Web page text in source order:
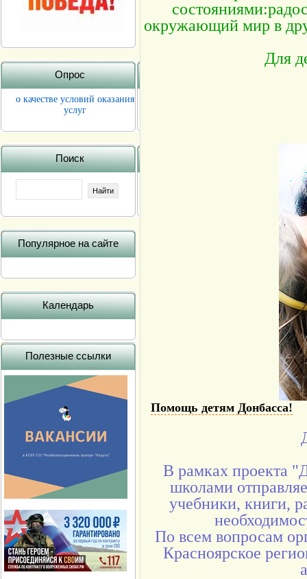
Опрос
о качестве условий оказания
услуг
Поиск
Популярное на сайте
Календарь
Полезные ссылки
окружающий мир в
Для
Помощь детям Донбасса!
В рамках проекта
школами
учебники, книги,
По всем вопросам
Красноярское